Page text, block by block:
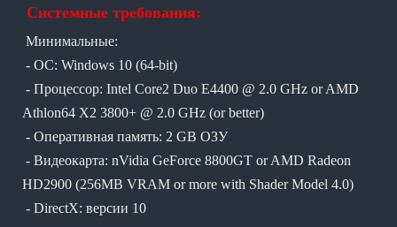
Системные требования:
Минимальные:
- ОС: Windows 10 (64-bit)
- Процессор: Intel Core2 Duo E4400 @ 2.0 GHz or AMD
Athlon64 X2 3800+ @ 2.0 GHz (or better)
- Оперативная память: 2 GB ОЗУ
- Видеокарта: nVidia GeForce 8800GT or AMD Radeon
HD2900 (256MB VRAM or more with Shader Model 4.0)
- DirectX: версии 10